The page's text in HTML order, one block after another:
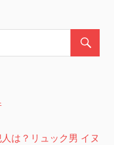
は？リュック男 イヌ